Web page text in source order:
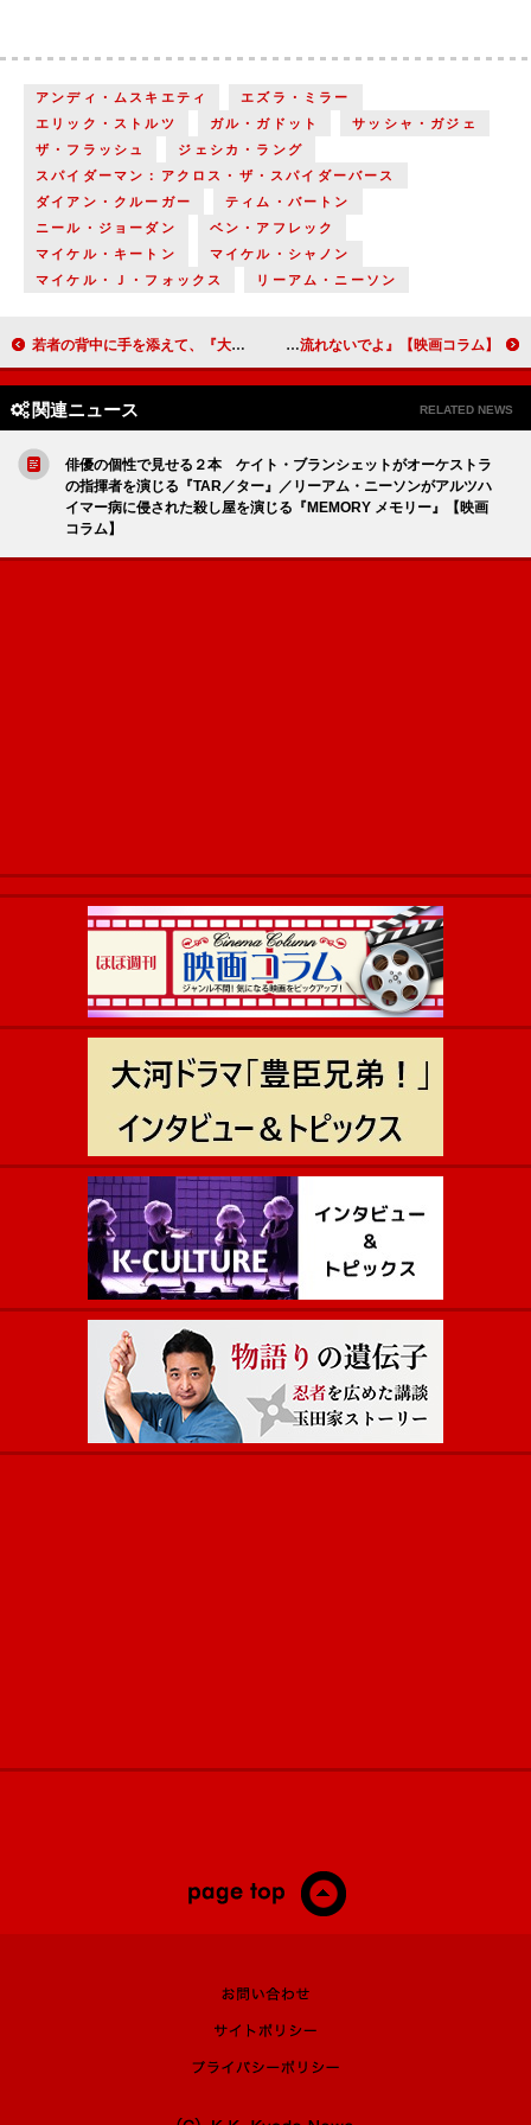
アンディ・ムスキエティ
エズラ・ミラー
エリック・ストルツ
ガル・ガドット
サッシャ・ガジェ
ザ・フラッシュ
ジェシカ・ラング
スパイダーマン：アクロス・ザ・スパイダーバース
ダイアン・クルーガー
ティム・バートン
ニール・ジョーダン
ベン・アフレック
マイケル・キートン
マイケル・シャノン
マイケル・Ｊ・フォックス
リーアム・ニーソン
若者の背中に手を添えて、『大丈夫だよ』と優しいエールを送るような『水は海に向かって流れる』／ホラーにひねりの効いたダークユーモアを絡ませた『M3GAN／ミーガン』【映画コラム】 時代劇の形を借りた一種のファンタジー『大名倒産』／繰り返す２分間のタイムループを描く『リバー、流れないでよ』【映画コラム】
関連ニュース RELATED NEWS
俳優の個性で見せる２本 ケイト・ブランシェットがオーケストラ
の指揮者を演じる『TAR／ター』／リーアム・ニーソンがアルツハ
イマー病に侵された殺し屋を演じる『MEMORY メモリー』【映画
コラム】